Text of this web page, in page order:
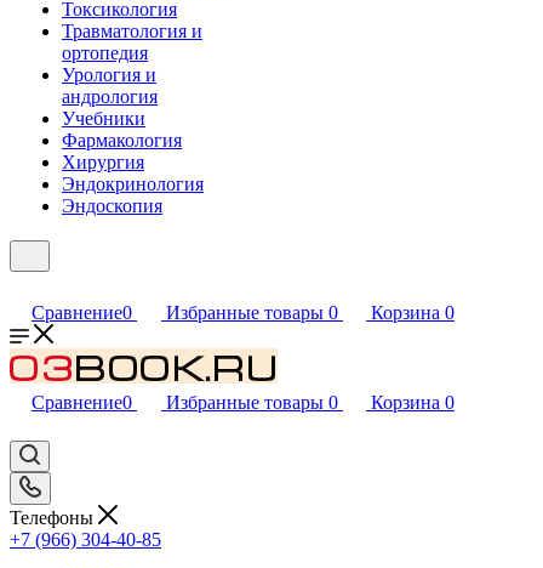
Токсикология
Травматология и
ортопедия
Урология и
андрология
Учебники
Фармакология
Хирургия
Эндокринология
Эндоскопия
Сравнение0 Избранные товары 0 Корзина 0
Сравнение0 Избранные товары 0 Корзина 0
Телефоны
+7 (966) 304-40-85